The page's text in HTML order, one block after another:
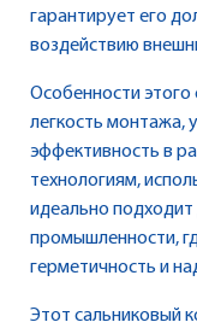
гарантирует его
воздействию
Особенности этого
легкость монтажа,
эффективность в
технологиям,
идеально
промышленности,
герметичность и
Этот сальниковый